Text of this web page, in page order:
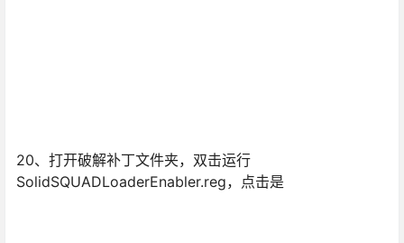
20、打开破解补丁文件夹，双击运行
SolidSQUADLoaderEnabler.reg，点击是